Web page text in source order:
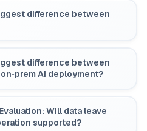
difference between
difference between
AI deployment?
Will data leave
supported?